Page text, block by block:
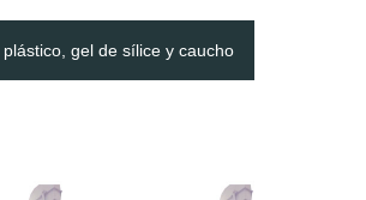
gel de sílice y caucho